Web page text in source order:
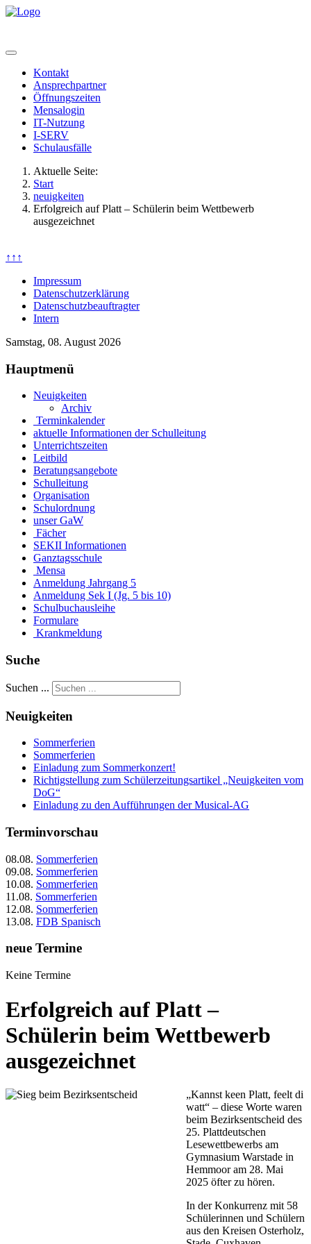
Kontakt
Ansprechpartner
Öffnungszeiten
Mensalogin
IT-Nutzung
I-SERV
Schulausfälle
Aktuelle Seite:
Start
neuigkeiten
Erfolgreich auf Platt – Schülerin beim Wettbewerb
ausgezeichnet
↑↑↑
Impressum
Datenschutzerklärung
Datenschutzbeauftragter
Intern
Samstag, 08. August 2026
Hauptmenü
Neuigkeiten
Archiv
Terminkalender
aktuelle Informationen der Schulleitung
Unterrichtszeiten
Leitbild
Beratungsangebote
Schulleitung
Organisation
Schulordnung
unser GaW
Fächer
SEKII Informationen
Ganztagsschule
Mensa
Anmeldung Jahrgang 5
Anmeldung Sek I (Jg. 5 bis 10)
Schulbuchausleihe
Formulare
Krankmeldung
Suche
Suchen ...
Neuigkeiten
Sommerferien
Sommerferien
Einladung zum Sommerkonzert!
Richtigstellung zum Schülerzeitungsartikel „Neuigkeiten vom
DoG“
Einladung zu den Aufführungen der Musical-AG
Terminvorschau
08.08. Sommerferien
09.08. Sommerferien
10.08. Sommerferien
11.08. Sommerferien
12.08. Sommerferien
13.08. FDB Spanisch
neue Termine
Keine Termine
Erfolgreich auf Platt –
Schülerin beim Wettbewerb
ausgezeichnet
„Kannst keen Platt, feelt di
watt“ – diese Worte waren
beim Bezirksentscheid des
25. Plattdeutschen
Lesewettbewerbs am
Gymnasium Warstade in
Hemmoor am 28. Mai
2025 öfter zu hören.
In der Konkurrenz mit 58
Schülerinnen und Schülern
aus den Kreisen Osterholz,